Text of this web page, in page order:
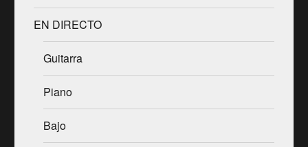
EN DIRECTO
Guitarra
Piano
Bajo